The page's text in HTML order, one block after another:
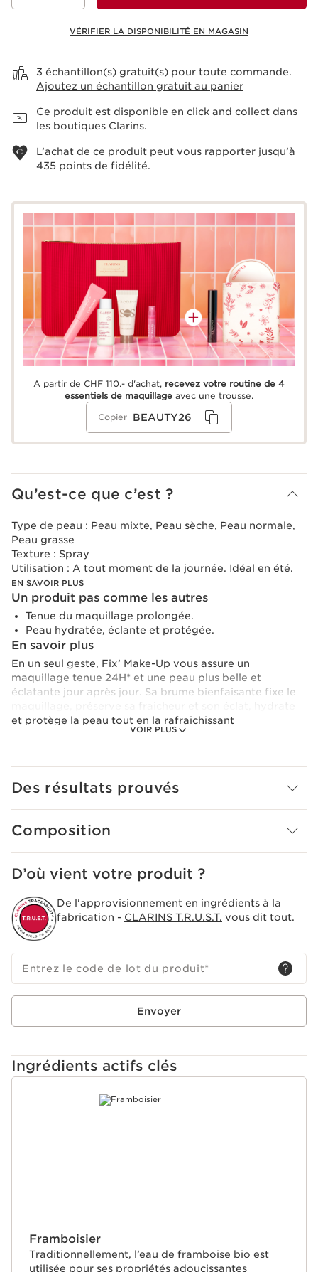
VÉRIFIER LA DISPONIBILITÉ EN MAGASIN
3 échantillon(s) gratuit(s) pour toute commande.
Ajoutez un échantillon gratuit au panier
Ce produit est disponible en click and collect dans
les boutiques Clarins.
L’achat de ce produit peut vous rapporter jusqu’à
435 points de fidélité.
A partir de CHF 110.- d'achat, recevez votre routine de 4
essentiels de maquillage avec une trousse.
Copier BEAUTY26
Qu’est-ce que c’est ?
VOIR PLUS
Type de peau : Peau mixte, Peau sèche, Peau normale,
Peau grasse
Texture : Spray
Utilisation : A tout moment de la journée. Idéal en été.
EN SAVOIR PLUS
Un produit pas comme les autres
Tenue du maquillage prolongée.
Peau hydratée, éclante et protégée.
En savoir plus
En un seul geste, Fix’ Make-Up vous assure un
maquillage tenue 24H* et une peau plus belle et
éclatante jour après jour. Sa brume bienfaisante fixe le
et protège la peau tout en la rafraichissant
provenant du domaine Clarins, améliore l'éclat de la
de l’été.
Précaution d'emploi
Vaporiser à 30 cm du visage en fermant les yeux.
Innovation
Son + : son complexe anti-pollution et anti-lumière
bleue, aide à protéger la peau des dommages oxydatifs.
Des résultats prouvés
Composition
D’où vient votre produit ?
De l'approvisionnement en ingrédients à la
fabrication - CLARINS T.R.U.S.T. vous dit tout.
Entrez le code de lot du produit*
Envoyer
Ingrédients actifs clés
ALLER AU CONTENU
Framboisier
Traditionnellement, l’eau de framboise bio est
utilisée pour ses propriétés adoucissantes